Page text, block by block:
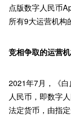
点版数字人民币
所有9大运营机构
竞相争取的运营
2021年7月，《
人民币，即数字
法定货币，由指